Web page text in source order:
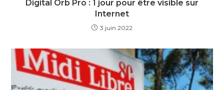
Digital Orb Pro : 1 jour pour être visible sur
Internet
3 juin 2022